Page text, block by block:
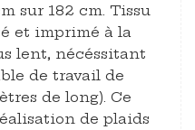
sur 182 cm. Tissu
et imprimé à la
lent, nécéssitant
de travail de
de long). Ce
de plaids